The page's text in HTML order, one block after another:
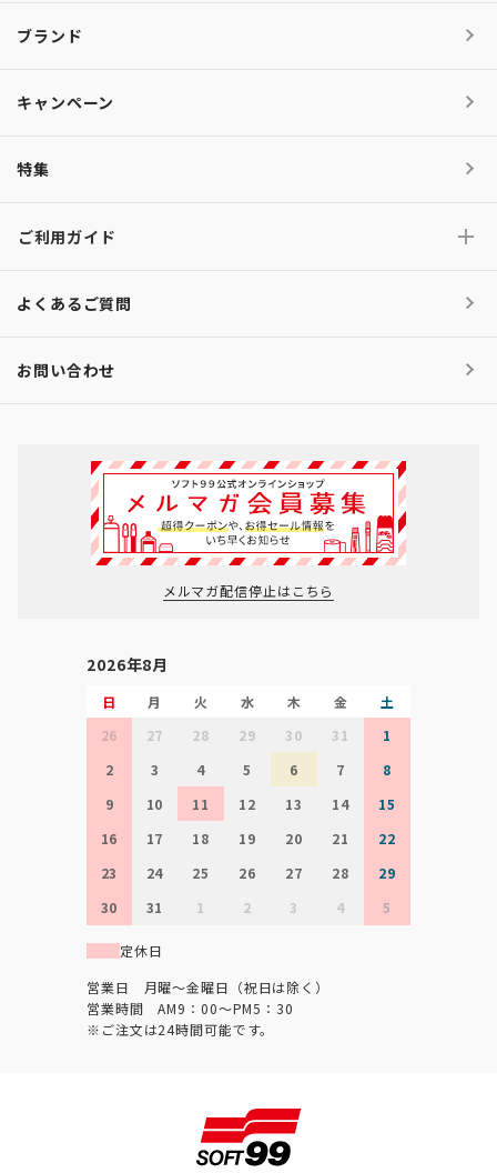
ブランド
キャンペーン
特集
ご利用ガイド
よくあるご質問
お問い合わせ
メルマガ配信停止はこちら
2026年8月
日 月 火 水 木 金
土
26
27 28 29 30 31
1
2
3 4 5 6 7
8
9
10 11 12 13 14
15
16
17 18 19 20 21
22
23
24 25 26 27 28
29
30
31 1 2 3 4 5
定休日
営業日 月曜～金曜日（祝日は除く）
営業時間 AM9：00～PM5：30
※ご注文は24時間可能です。